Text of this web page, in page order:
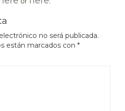
no será publicada.
están marcados con *